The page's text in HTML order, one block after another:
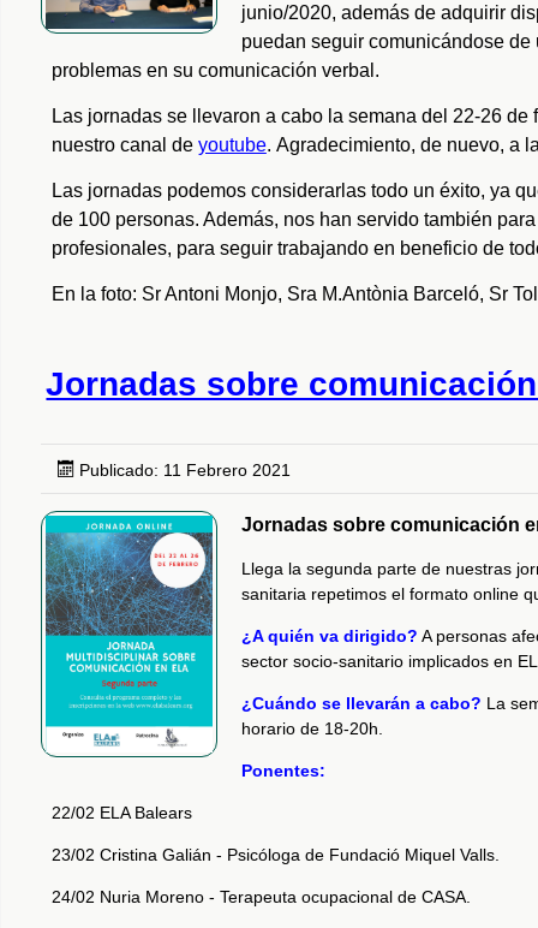
junio/2020, además de adquirir
puedan seguir comunicándose
problemas en su comunicación verbal.
Las jornadas se llevaron a cabo la semana del 22-26
nuestro canal de youtube. Agradecimiento, de nuevo, a
Las jornadas podemos considerarlas todo un éxito, ya
de 100 personas. Además, nos han servido también
profesionales, para seguir trabajando en beneficio de
En la foto: Sr Antoni Monjo, Sra M.Antònia Barceló, Sr
Jornadas sobre
Publicado: 11 Febrero 2021
Jornadas sobre comunicación
Llega la segunda parte de nuestras
sanitaria repetimos el formato online
¿A quién va dirigido? A personas
sector socio-sanitario implicados en
¿Cuándo se llevarán a cabo? La
horario de 18-20h.
Ponentes:
22/02 ELA Balears
23/02 Cristina Galián - Psicóloga de Fundació Miquel Valls.
24/02 Nuria Moreno - Terapeuta ocupacional de CASA.